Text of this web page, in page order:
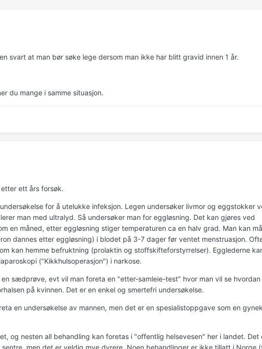
svart at man bør søke lege dersom man ikke har blitt gravid innen 1 år.
du mange i samme situasjon.
ett års forsøk.
for å utelukke infeksjon. Legen undersøker livmor og eggstokker
man med ultralyd. Så undersøker man for eggløsning. Det kan gjøres ved
en måned, etter eggløsning stiger temperaturen ca en halv grad. Man kan
dannes etter eggløsning) i blodet på 3-7 dager før ventet menstruasjon.
kan hemme befruktning (prolaktin og stoffskifteforstyrrelser). Egglederne
("Kikkhulsoperasjon") i narkose.
en sædprøve, evt vil man foreta en "etter-samleie-test" hvor man vil se hvordan
på kvinnen. Det er en enkel og smertefri undersøkelse.
en undersøkelse av mannen, men det er en spesialistoppgave som en
og nesten all behandling kan foretas i "offentlig helsevesen" her i landet. Det
men det er veldig mye dyrere. Noen behandlinger er ikke tillatt i Norge